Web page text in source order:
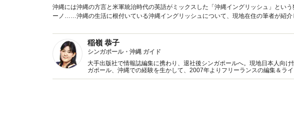
沖縄には沖縄の方言と米軍統治時代の英語がミックスした「沖縄イングリッシュ」とい
ーノ……沖縄の生活に根付いている沖縄イングリッシュについて、現地在住の筆者が紹介
稲嶺 恭子
シンガポール・沖縄 ガイド
大手出版社で情報誌編集に携わり、退社後シンガポールへ。現地日本人向
ガポール、沖縄での経験を生かして、2007年よりフリーランスの編集＆ラ
ガイドブック・雑誌・書籍・ウエブ媒体などで活躍中。